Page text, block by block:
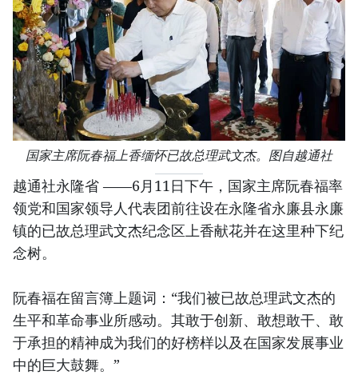
国家主席阮春福上香缅怀已故总理武文杰。图自越通社
越通社永隆省 ——6月11日下午，国家主席阮春福率
领党和国家领导人代表团前往设在永隆省永廉县永廉
镇的已故总理武文杰纪念区上香献花并在这里种下纪
念树。
阮春福在留言簿上题词：“我们被已故总理武文杰的
生平和革命事业所感动。其敢于创新、敢想敢干、敢
于承担的精神成为我们的好榜样以及在国家发展事业
中的巨大鼓舞。”